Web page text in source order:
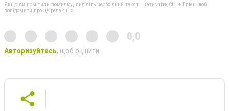
Якщо ви помітили помилку, виділіть необхідний текст і натисніть Ctrl + Enter, щоб
повідомити про це редакцію
0,0
Авторизуйтесь, щоб оцінити